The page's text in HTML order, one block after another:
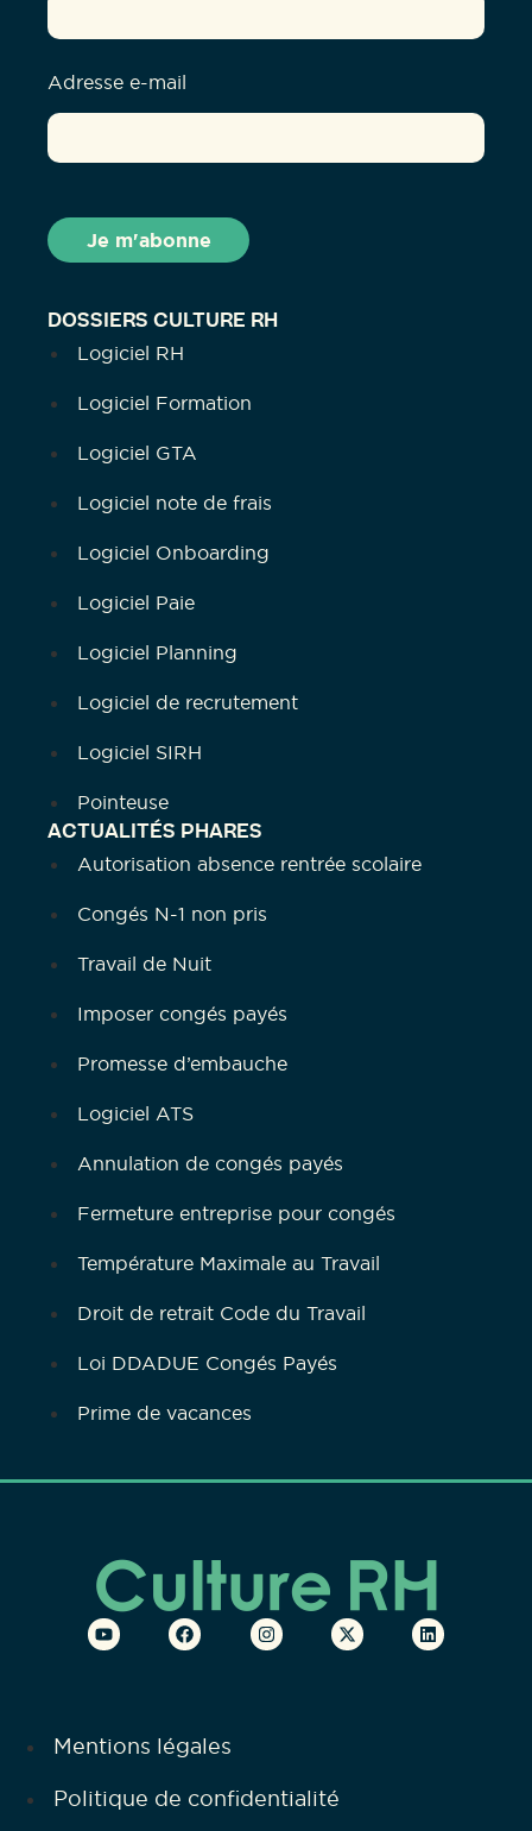
DOSSIERS CULTURE RH
Logiciel RH
Logiciel Formation
Logiciel GTA
Logiciel note de frais
Logiciel Onboarding
Logiciel Paie
Logiciel Planning
Logiciel de recrutement
Logiciel SIRH
Pointeuse
ACTUALITÉS PHARES
Autorisation absence rentrée scolaire
Congés N-1 non pris
Travail de Nuit
Imposer congés payés
Promesse d’embauche
Logiciel ATS
Annulation de congés payés
Fermeture entreprise pour congés
Température Maximale au Travail
Droit de retrait Code du Travail
Loi DDADUE Congés Payés
Prime de vacances
Adresse e-mail
Mentions légales
Politique de confidentialité